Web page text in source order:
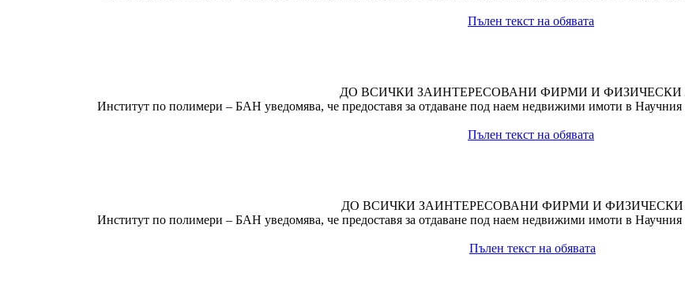
Пълен текст на обявата
ДО ВСИЧКИ ЗАИНТЕРЕСОВАНИ ФИРМИ И ФИЗИЧЕСКИ
Институт по полимери – БАН уведомява, че предоставя за отдаване под наем недвижими имоти в
Пълен текст на обявата
ДО ВСИЧКИ ЗАИНТЕРЕСОВАНИ ФИРМИ И
Институт по полимери – БАН уведомява, че предоставя за отдаване под наем недвижими имоти в
Пълен текст на обявата